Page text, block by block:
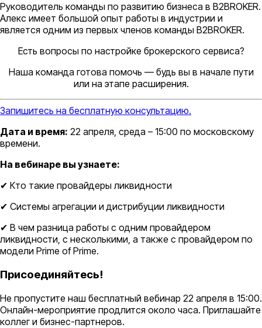
Руководитель команды по развитию бизнеса в B2BROKER.
Алекс имеет большой опыт работы в индустрии и
является одним из первых членов команды B2BROKER.
Есть вопросы по настройке брокерского сервиса?
Наша команда готова помочь — будь вы в начале пути
или на этапе расширения.
Запишитесь на бесплатную консультацию.
Дата и время: 22 апреля, среда – 15:00 по московскому
времени.
На вебинаре вы узнаете:
✔ Кто такие провайдеры ликвидности
✔ Системы агрегации и дистрибуции ликвидности
✔ В чем разница работы с одним провайдером
ликвидности, с несколькими, а также с провайдером по
модели Prime of Prime.
Присоединяйтесь!
Не пропустите наш бесплатный вебинар 22 апреля в 15:00.
Онлайн-мероприятие продлится около часа. Приглашайте
коллег и бизнес-партнеров.